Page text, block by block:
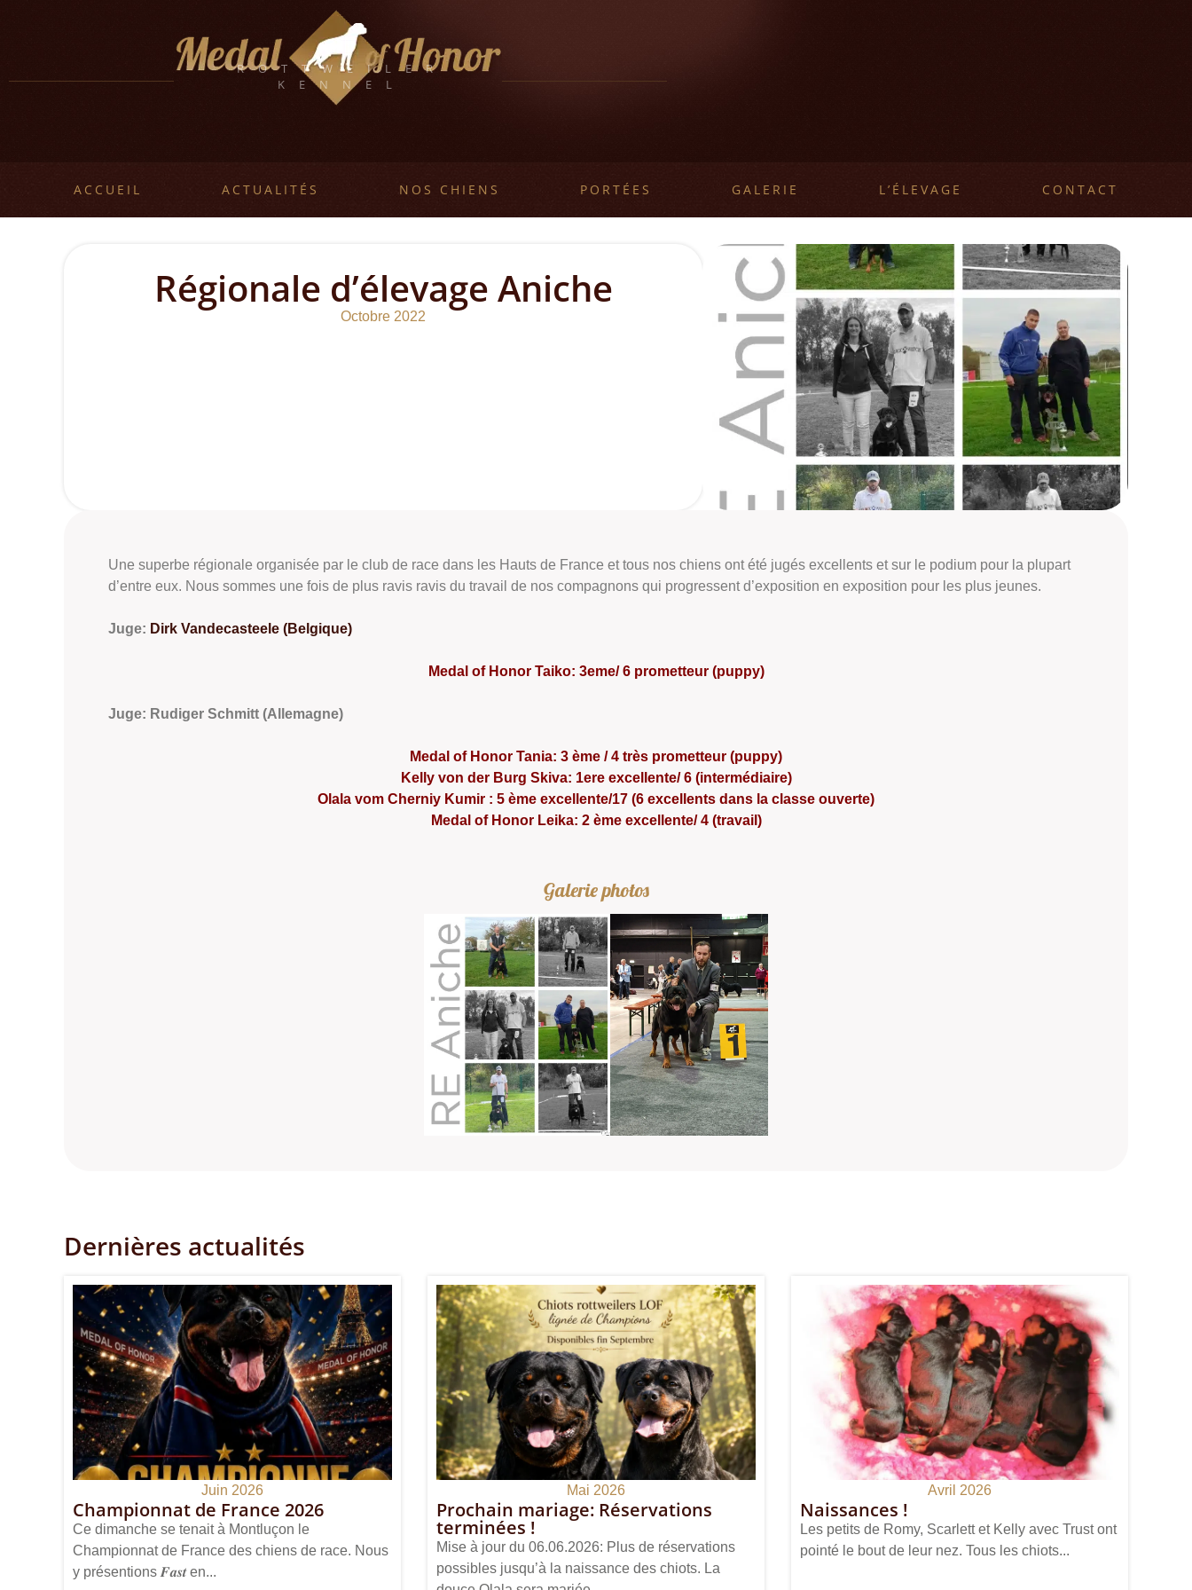
ROTTWEILER
KENNEL
ACCUEIL ACTUALITÉS NOS CHIENS PORTÉES GALERIE L’ÉLEVAGE CONTACT
Régionale d’élevage Aniche
Octobre 2022
Une superbe régionale organisée par le club de race dans les Hauts de France et tous nos chiens ont été jugés excellents et sur le podium pour la plupart
d’entre eux. Nous sommes une fois de plus ravis ravis du travail de nos compagnons qui progressent d’exposition en exposition pour les plus jeunes.
Juge: Dirk Vandecasteele (Belgique)
Medal of Honor Taiko: 3eme/ 6 prometteur (puppy)
Juge: Rudiger Schmitt (Allemagne)
Medal of Honor Tania: 3 ème / 4 très prometteur (puppy)
Kelly von der Burg Skiva: 1ere excellente/ 6 (intermédiaire)
Olala vom Cherniy Kumir : 5 ème excellente/17 (6 excellents dans la classe ouverte)
Medal of Honor Leika: 2 ème excellente/ 4 (travail)
Dernières actualités
Juin 2026
Championnat de France 2026
Ce dimanche se tenait à Montluçon le
Championnat de France des chiens de race. Nous
y présentions 𝑭𝒂𝒔𝒕 en...
Mai 2026
Prochain mariage: Réservations
terminées !
Mise à jour du 06.06.2026: Plus de réservations
possibles jusqu’à la naissance des chiots. La
Avril 2026
Naissances !
Les petits de Romy, Scarlett et Kelly avec Trust ont
pointé le bout de leur nez. Tous les chiots...